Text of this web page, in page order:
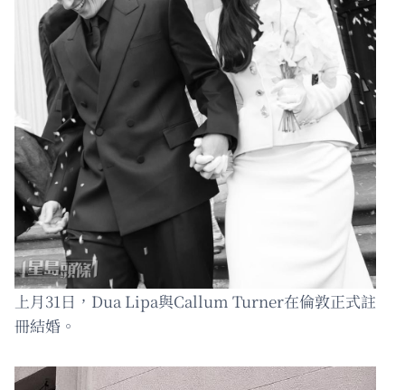
上月31日，Dua Lipa與Callum Turner在倫敦正式註
冊結婚。